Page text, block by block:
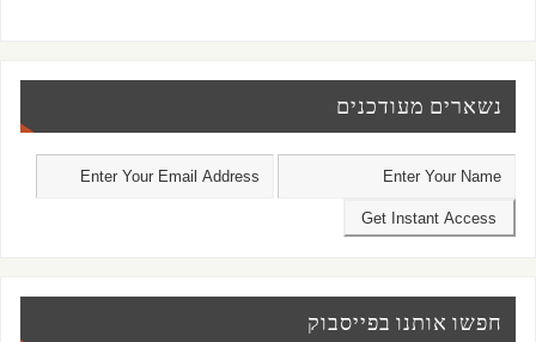
נשארים מעודכנים
חפשו אותנו בפייסבוק